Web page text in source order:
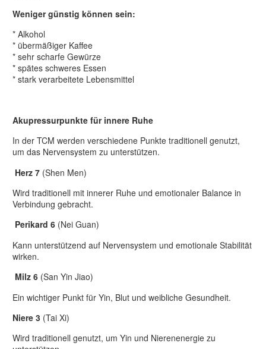
Weniger günstig können sein:
* Alkohol
* übermäßiger Kaffee
* sehr scharfe Gewürze
* spätes schweres Essen
* stark verarbeitete Lebensmittel
Akupressurpunkte für innere Ruhe
In der TCM werden verschiedene Punkte traditionell genutzt,
um das Nervensystem zu unterstützen.
Herz 7 (Shen Men)
Wird traditionell mit innerer Ruhe und emotionaler Balance in
Verbindung gebracht.
Perikard 6 (Nei Guan)
Kann unterstützend auf Nervensystem und emotionale Stabilität
wirken.
Milz 6 (San Yin Jiao)
Ein wichtiger Punkt für Yin, Blut und weibliche Gesundheit.
Niere 3 (Tai Xi)
Wird traditionell genutzt, um Yin und Nierenenergie zu